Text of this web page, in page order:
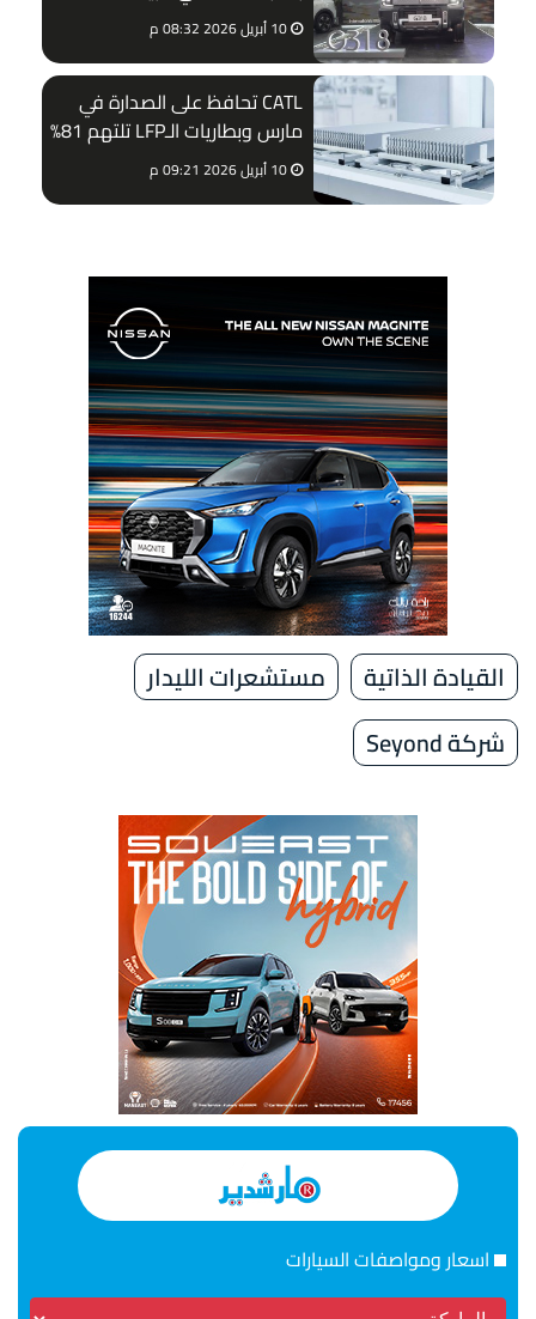
الجديدة
10 أبريل 2026 08:32 م
CATL تحافظ على الصدارة في
مارس وبطاريات الـLFP تلتهم 81%
من السوق
10 أبريل 2026 09:21 م
القيادة الذاتية
مستشعرات الليدار
شركة Seyond
اسعار ومواصفات السيارات